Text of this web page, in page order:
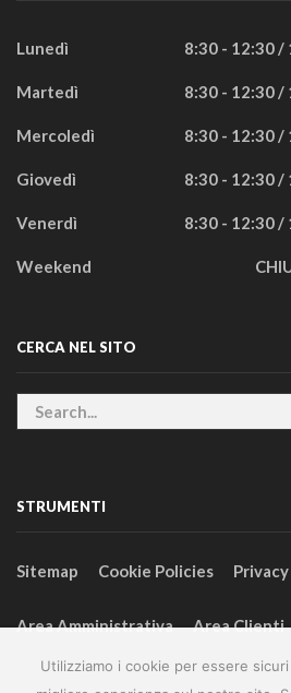
Utilizziamo i cookie per essere
Lunedì 8:30 - 12:30 /
Martedì 8:30 - 12:30 /
Mercoledì 8:30 - 12:30 /
Giovedì 8:30 - 12:30 /
Venerdì 8:30 - 12:30 /
Weekend
CERCA NEL SITO
STRUMENTI
Sitemap Cookie Policies Privacy
Area Amministrativa Area Clienti